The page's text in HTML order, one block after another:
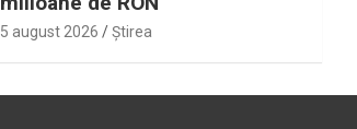
5 august 2026 Ştirea